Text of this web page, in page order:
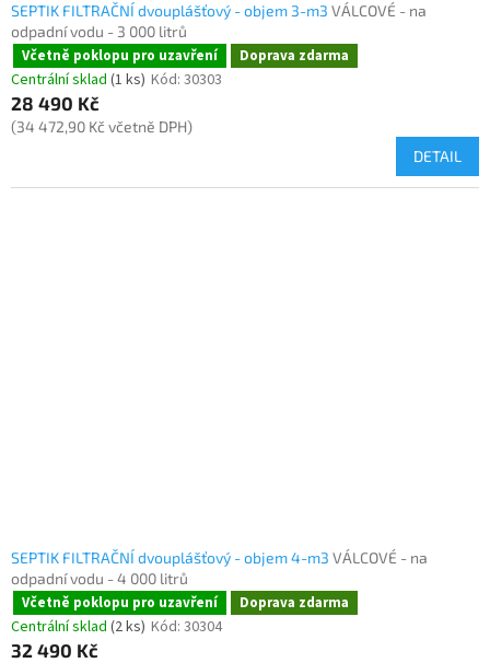
SEPTIK FILTRAČNÍ dvouplášťový - objem 3-m3 VÁLCOVÉ - na
odpadní vodu - 3 000 litrů
Včetně poklopu pro uzavření Doprava zdarma
Centrální sklad (1 ks) Kód: 30303
28 490 Kč
(34 472,90 Kč včetně DPH)
DETAIL
SEPTIK FILTRAČNÍ dvouplášťový - objem 4-m3 VÁLCOVÉ - na
odpadní vodu - 4 000 litrů
Včetně poklopu pro uzavření Doprava zdarma
Centrální sklad (2 ks) Kód: 30304
32 490 Kč